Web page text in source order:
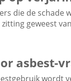
die de
geweest
asbest-
wordt